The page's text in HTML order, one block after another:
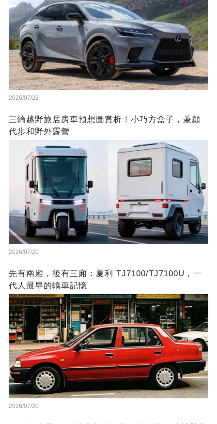
2026/07/22
三輪越野旅居房車預想圖賞析！小巧方盒子，兼顧
代步和野外露營
2026/07/20
先有兩廂，後有三廂：夏利 TJ7100/TJ7100U，一
代人最早的轎車記憶
2026/07/20